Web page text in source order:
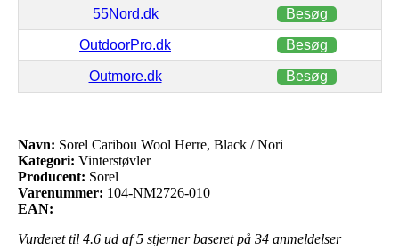
55Nord.dk Besøg
OutdoorPro.dk Besøg
Outmore.dk Besøg
Navn: Sorel Caribou Wool Herre, Black / Nori
Kategori: Vinterstøvler
Producent: Sorel
Varenummer: 104-NM2726-010
EAN:
Vurderet til 4.6 ud af 5 stjerner baseret på 34 anmeldelser